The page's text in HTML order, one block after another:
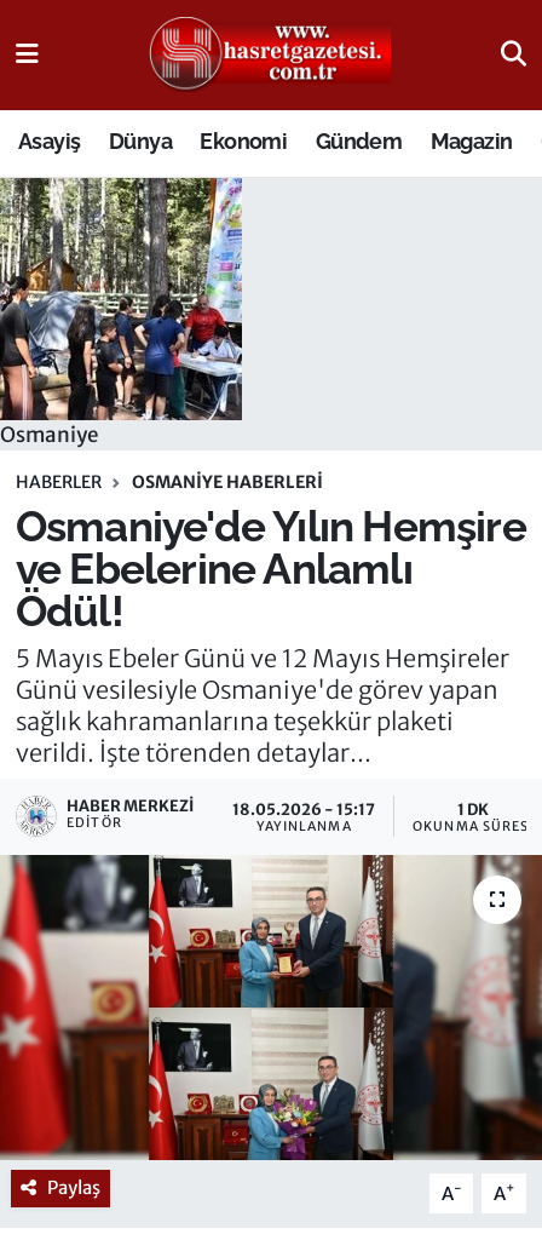
Asayiş Dünya Ekonomi Gündem Magazin
Osmaniye
HABERLER OSMANIYE HABERLERI
Osmaniye'de Yılın Hemşire
ve Ebelerine Anlamlı
Ödül!
5 Mayıs Ebeler Günü ve 12 Mayıs Hemşireler
Günü vesilesiyle Osmaniye'de görev yapan
sağlık kahramanlarına teşekkür plaketi
verildi. İşte törenden detaylar...
HABER MERKEZI
EDITÖR
18.05.2026 - 15:17
YAYINLANMA
1 DK
OKUNMA SÜRESI
Paylaş A- A+
Osmaniye Nöbetçi Eczaneler
Osmaniye Hava Durumu
Osmaniye Trafik Yoğunluk Haritası
Süper Lig Puan Durumu ve Fikstür
Tüm Manşetler
Son Dakika Haberleri